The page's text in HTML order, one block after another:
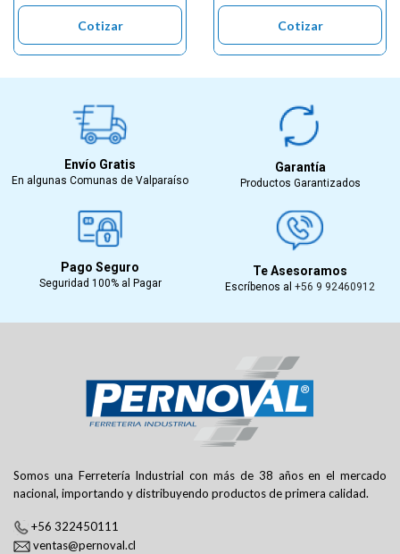
Cotizar Cotizar
Envío Gratis
En algunas Comunas de Valparaíso
Garantía
Productos Garantizados
Pago Seguro
Seguridad 100% al Pagar
Te Asesoramos
Escríbenos al +56 9 92460912
Somos una Ferretería Industrial con más de 38 años en el mercado
nacional, importando y distribuyendo productos de primera calidad.
+56 322450111
ventas@pernoval.cl